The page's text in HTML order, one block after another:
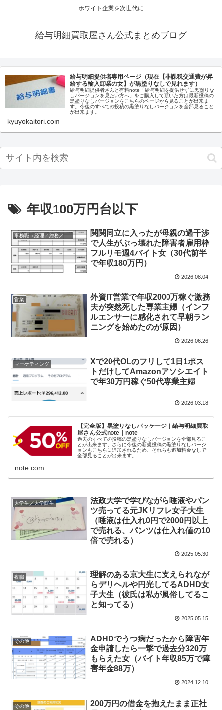
ホワイト企業を次世代に
給与明細買取屋さん公式まとめブログ
給与明細提供者専用ページ（現在【非課税交通費が昇
給する輸入卸業の女】が黒塗りなしで見れます）
給与明細提供者さんと有料note「給与明細を提供せずに黒塗りな
しバージョンを見たい方へ」をご購入して頂いた方は最新投稿の
黒塗りなしバージョンをこちらのページから見ることが出来ま
す。今後のすべての投稿の黒塗りなしバージョンを全部見ること
が出来ます。
kyuyokaitori.com
年収100万円台以下
事務職（経理／総務／法務等）
関関同立に入ったが母親の過干渉
で人生がぶっ壊れた障害者雇用枠
フルリモ週4バイト女（30代前半
で年収180万円）
2026.08.04
営業
外資IT営業で年収2000万稼ぐ激務
夫が突然死した専業主婦（インフ
ルエンサーに感化されて早朝ラン
ニングを始めたのが原因）
2026.06.26
マーケティング
Xで20代OLのフリして1日1ポス
トだけしてAmazonアソシエイト
で年30万円稼ぐ50代専業主婦
2026.03.18
【完全版】黒塗りなしパッケージ｜給与明細買取
屋さん公式note｜note
過去のすべての投稿の黒塗りなしバージョンを全部見るこ
とが出来ます。さらに今後の新規投稿の黒塗りなしバージ
ョンもこちらに追加されるため、それらも追加料金なしで
全部見ることが出来ます。
note.com
大学生／大学院生
法政大学で学びながら唾液やパン
ツ売ってる元JKリフレ女子大生
（唾液は仕入れ0円で2000円以上
で売れる、パンツは仕入れ値の10
倍で売れる）
2025.05.30
夜職
理解のある京大生に支えられなが
らデリヘルや円光してるADHD女
子大生（彼氏は私が風俗してるこ
と知ってる）
2025.05.15
その他
ADHDでうつ病だったから障害年
金申請したら一撃で過去分320万
もらえた女（バイト年収85万で障
害年金88万）
2024.12.10
その他
200万円の借金を抱えたまま正社